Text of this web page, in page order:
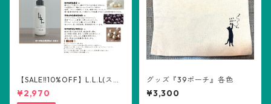
【SALE‼️10%OFF】L.L.L(スリ
ーエル) ヘアミルク100ml
¥2,970
グッズ『39ポーチ』各色
¥3,300